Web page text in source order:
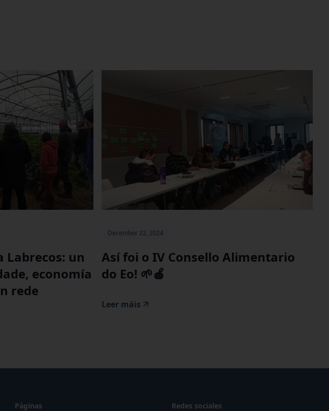
Labrecos: un
economía
rede
December 22, 2024
‍Así foi o IV Consello Alimentario
do Eo! 🌱🍎
Leer máis
Páginas Redes sociales